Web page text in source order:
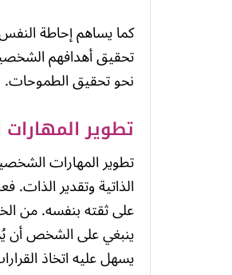
كما يساهم إحاطة
تحقيق أهدافهم
نحو تحقيق الطموحات.
تطوير
تطوير المهارات
الذاتية وتقدير الذات.
على ثقته بنفسه. من
ينبغي على الشخص أن
يسهل عليه اتخاذ